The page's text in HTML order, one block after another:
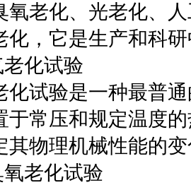
氧老化、光老化、
化，它是生产和科
化试验
试验是一种最普通
于常压和规定温度
其物理机械性能的
老化试验